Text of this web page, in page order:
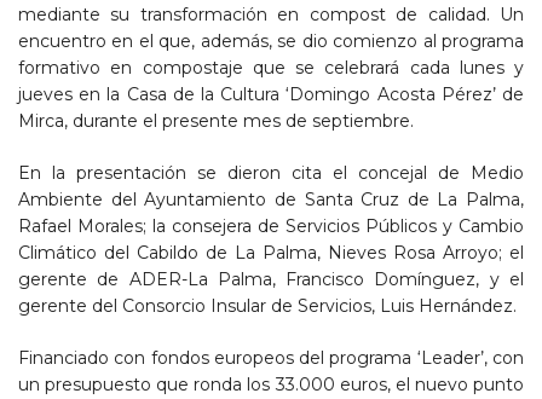
mediante su transformación en compost de calidad. Un
encuentro en el que, además, se dio comienzo al programa
formativo en compostaje que se celebrará cada lunes y
jueves en la Casa de la Cultura ‘Domingo Acosta Pérez’ de
Mirca, durante el presente mes de septiembre.
En la presentación se dieron cita el concejal de Medio
Ambiente del Ayuntamiento de Santa Cruz de La Palma,
Rafael Morales; la consejera de Servicios Públicos y Cambio
Climático del Cabildo de La Palma, Nieves Rosa Arroyo; el
gerente de ADER-La Palma, Francisco Domínguez, y el
gerente del Consorcio Insular de Servicios, Luis Hernández.
Financiado con fondos europeos del programa ‘Leader’, con
un presupuesto que ronda los 33.000 euros, el nuevo punto